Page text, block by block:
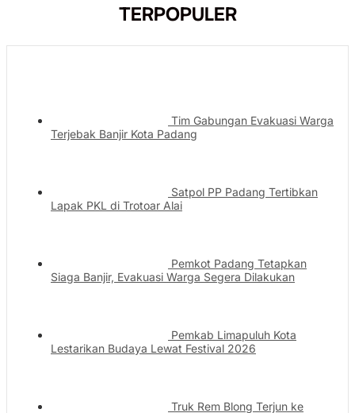
TERPOPULER
Tim Gabungan Evakuasi Warga
Terjebak Banjir Kota Padang
Satpol PP Padang Tertibkan
Lapak PKL di Trotoar Alai
Pemkot Padang Tetapkan
Siaga Banjir, Evakuasi Warga Segera Dilakukan
Pemkab Limapuluh Kota
Lestarikan Budaya Lewat Festival 2026
Truk Rem Blong Terjun ke